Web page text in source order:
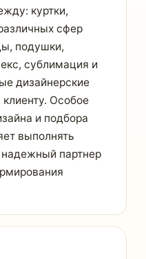
куртки,
сфер
подушки,
сублимация и
дизайнерские
Особое
и подбора
выполнять
партнер